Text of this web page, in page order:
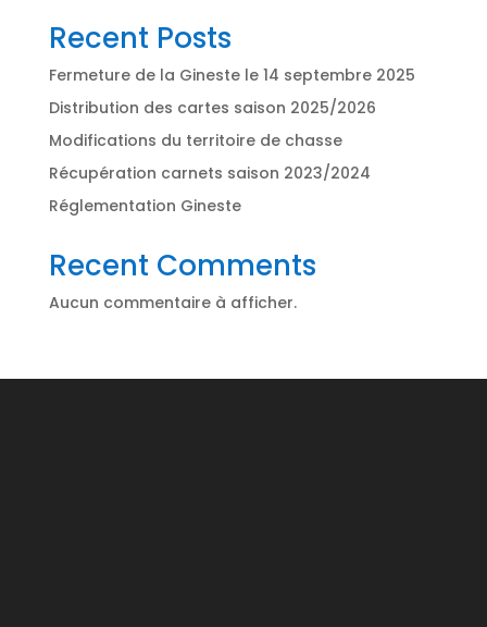
i
e
:
Recent Posts
Fermeture de la Gineste le 14 septembre 2025
Distribution des cartes saison 2025/2026
Modifications du territoire de chasse
Récupération carnets saison 2023/2024
Réglementation Gineste
Recent Comments
Aucun commentaire à afficher.